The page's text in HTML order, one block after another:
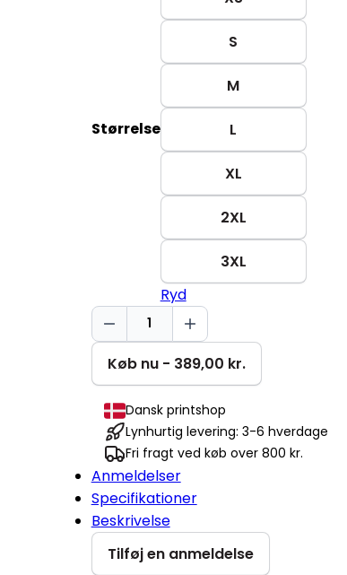
Størrelse
S
M
L
XL
2XL
3XL
Ryd
Sarkastisk?
Cruiser
2.0
antal
Køb nu - 389,00 kr.
Dansk printshop
Lynhurtig levering: 3-6 hverdage
Fri fragt ved køb over 800 kr.
Anmeldelser
Specifikationer
Beskrivelse
Tilføj en anmeldelse